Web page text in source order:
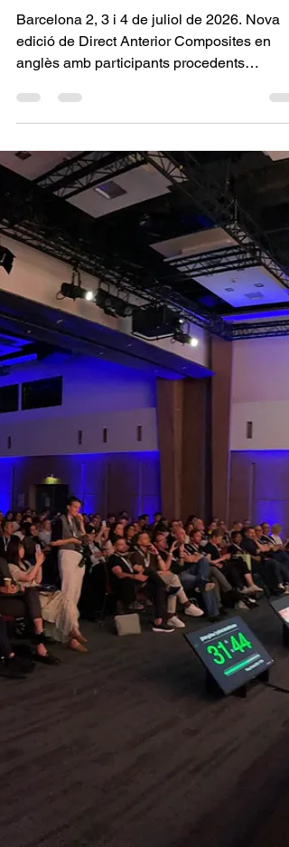
Direct Anterior
Composites Barcelona
Barcelona 2, 3 i 4 de juliol de 2026. Nova
edició de Direct Anterior Composites en
d'Austràlia, Canadà, EUA, Lituània,
Un excel·lent grup internacional ple de
clínics amb talent. 3 dies intensius
d'estratificació de composites anteriors.
ganes de la propera edició internacional!